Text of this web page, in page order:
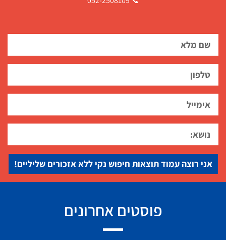
אני רוצה עמוד תוצאות חיפוש נקי ללא אזכורים שליליים!
פוסטים אחרונים